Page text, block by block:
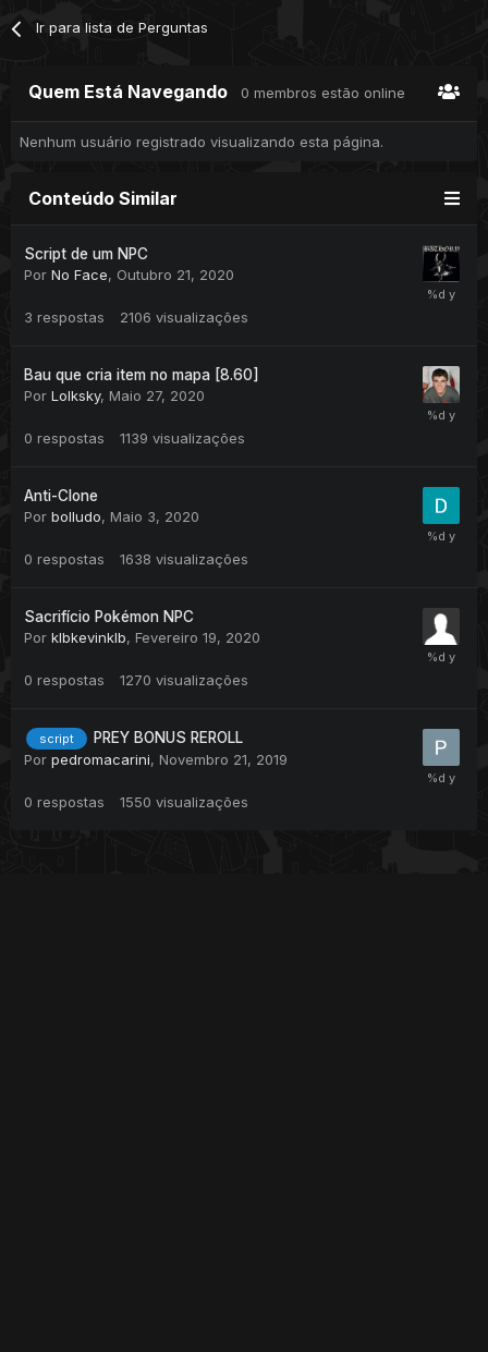
Ir para lista de Perguntas
Quem Está Navegando 0 membros estão online
Nenhum usuário registrado visualizando esta página.
Conteúdo Similar
Script de um NPC
Por No Face, Outubro 21, 2020
3 respostas 2106 visualizações
Bau que cria item no mapa [8.60]
Por Lolksky, Maio 27, 2020
0 respostas 1139 visualizações
Anti-Clone
Por bolludo, Maio 3, 2020
0 respostas 1638 visualizações
Sacrifício Pokémon NPC
Por klbkevinklb, Fevereiro 19, 2020
0 respostas 1270 visualizações
script
PREY BONUS REROLL
Por pedromacarini, Novembro 21, 2019
0 respostas 1550 visualizações